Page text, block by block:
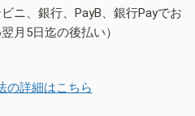
ニ、銀行、PayB、銀行Payでお
月5日迄の後払い）
の詳細はこちら